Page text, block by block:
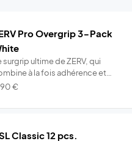
Pro Overgrip 3-Pack
surgrip ultime de ZERV, qui
à la fois adhérence et
Info
€
Classic 12 pcs.